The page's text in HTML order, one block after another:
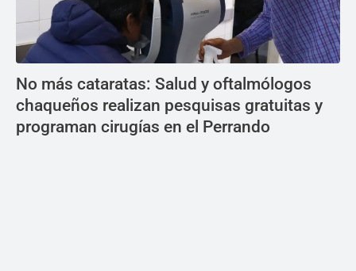
No más cataratas: Salud y oftalmólogos
chaqueños realizan pesquisas gratuitas y
programan cirugías en el Perrando